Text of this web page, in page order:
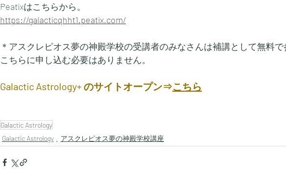
Peatixはこちらから。
https://galacticqhht1.peatix.com/
＊アスクレピオス夢の神殿学校の受講者のみなさんは補講として無料で
こちらに申し込む必要はありません。
Galactic Astrology+ のサイトオープン⇒こちら
Galactic Astrology
Galactic Astrology
アスクレピオス夢の神殿学校講座